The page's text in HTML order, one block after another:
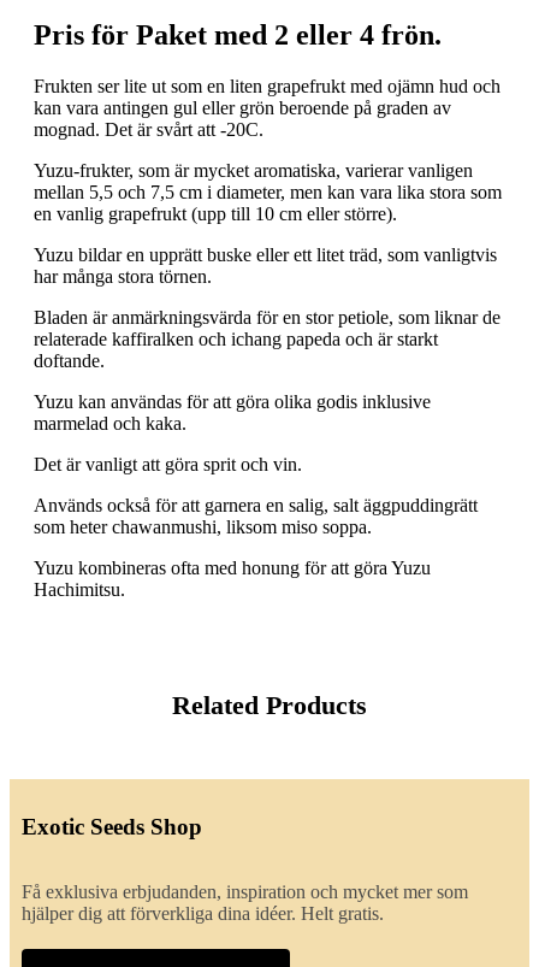
Pris för Paket med 2 eller 4 frön.
Frukten ser lite ut som en liten grapefrukt med ojämn hud och
kan vara antingen gul eller grön beroende på graden av
mognad. Det är svårt att -20C.
Yuzu-frukter, som är mycket aromatiska, varierar vanligen
mellan 5,5 och 7,5 cm i diameter, men kan vara lika stora som
en vanlig grapefrukt (upp till 10 cm eller större).
Yuzu bildar en upprätt buske eller ett litet träd, som vanligtvis
har många stora törnen.
Bladen är anmärkningsvärda för en stor petiole, som liknar de
relaterade kaffiralken och ichang papeda och är starkt
doftande.
Yuzu kan användas för att göra olika godis inklusive
marmelad och kaka.
Det är vanligt att göra sprit och vin.
Används också för att garnera en salig, salt äggpuddingrätt
som heter chawanmushi, liksom miso soppa.
Yuzu kombineras ofta med honung för att göra Yuzu
Hachimitsu.
Related Products
Exotic Seeds Shop
Få exklusiva erbjudanden, inspiration och mycket mer som
hjälper dig att förverkliga dina idéer. Helt gratis.